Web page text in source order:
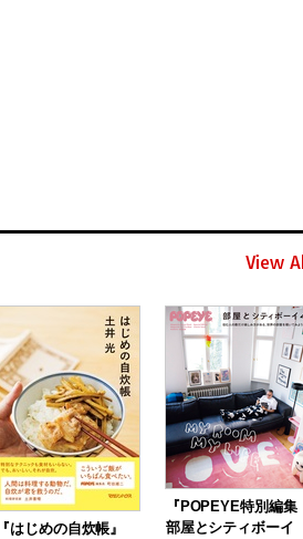
View All
『はじめの自炊帳』
『POPEYE特別編集
部屋とシティボーイ